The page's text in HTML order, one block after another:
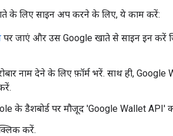
के लिए साइन अप करने के लिए, ये काम करें:
पर जाएं और उस Google खाते से साइन इन करें
नाम देने के लिए फ़ॉर्म भरें. साथ ही, Google
के डैशबोर्ड पर मौजूद 'Google Wallet API'
करें.